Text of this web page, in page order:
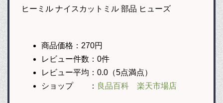
ヒーミル ナイスカットミル 部品 ヒューズ
商品価格：270円
レビュー件数：0件
レビュー平均：0.0（5点満点）
ショップ ： 良品百科 楽天市場店